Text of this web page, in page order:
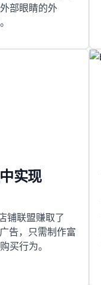
部眼睛的外
实现
铺联盟赚取了
告，只需制作富
买行为。